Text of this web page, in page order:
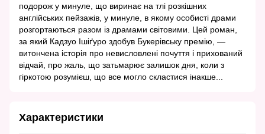
подорож у минуле, що виринає на тлі розкішних
англійських пейзажів, у минуле, в якому особисті драми
розгортаються разом із драмами світовими. Цей роман,
за який Кадзуо Ішіґуро здобув Букерівську премію, —
витончена історія про невисловлені почуття і прихований
відчай, про жаль, що затьмарює залишок дня, коли з
гіркотою розумієш, що все могло скластися інакше...
Характеристики